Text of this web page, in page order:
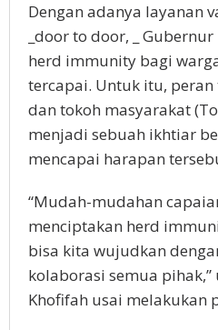
Dengan adanya layanan
_door to door, _
herd immunity bagi
tercapai. Untuk itu, peran
dan tokoh masyarakat
menjadi sebuah ikhtiar
mencapai harapan
“Mudah-mudahan
menciptakan herd
bisa kita wujudkan
kolaborasi semua
Khofifah usai melakukan